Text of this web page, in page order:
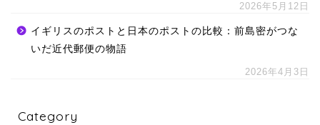
2026年5月12日
イギリスのポストと日本のポストの比較：前島密がつな
いだ近代郵便の物語
2026年4月3日
Category